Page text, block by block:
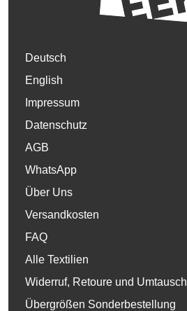
Deutsch
English
Impressum
Datenschutz
AGB
WhatsApp
Über Uns
Versandkosten
FAQ
Alle Textilien
Widerruf, Retoure und Umtausch
Übergrößen Sonderbestellung